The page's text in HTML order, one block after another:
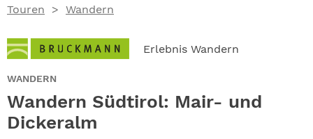
Touren Wandern
Erlebnis Wandern
WANDERN
Wandern Südtirol: Mair- und
Dickeralm
ABO
GEWINNEN
NEWSLETTER